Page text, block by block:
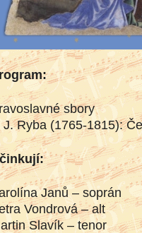
sbory
J. Ryba (1765-1815):
Janů – soprán
Vondrová – alt
Slavík – tenor